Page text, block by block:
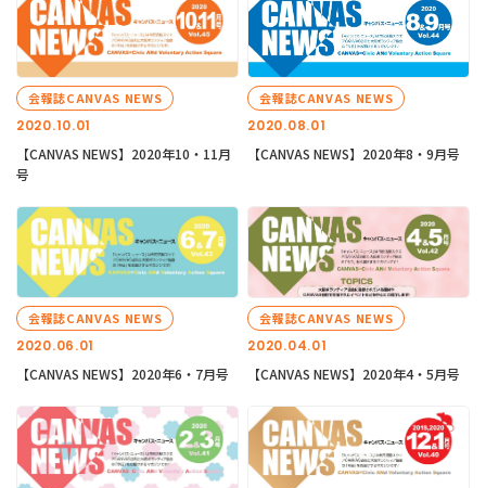
2020.10.01
会報誌CANVAS NEWS
【CANVAS NEWS】2020年10・11月
号
2020.08.01
会報誌CANVAS NEWS
【CANVAS NEWS】2020年8・9月号
2020.06.01
会報誌CANVAS NEWS
【CANVAS NEWS】2020年6・7月号
2020.04.01
会報誌CANVAS NEWS
【CANVAS NEWS】2020年4・5月号